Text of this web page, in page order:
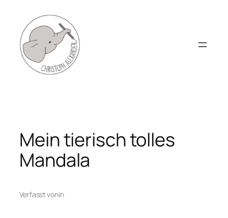
Inhalt
springen
Mein tierisch tolles
Mandala
Verfasst vonin